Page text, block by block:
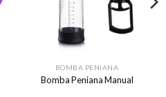
BOMBA PENIANA
Bomba Peniana Manual